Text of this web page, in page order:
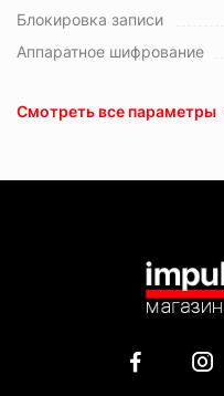
Блокировка записи
Аппаратное шифрование
Смотреть все параметры